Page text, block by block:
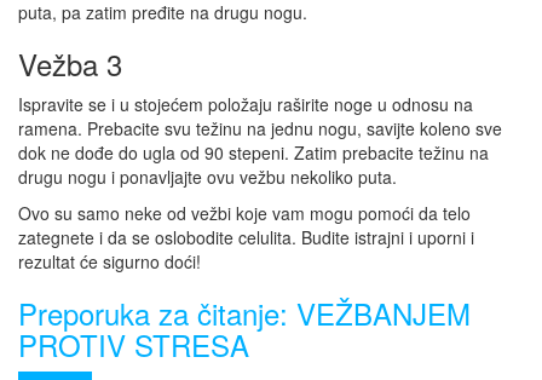
puta, pa zatim pređite na drugu nogu.
Vežba 3
Ispravite se i u stojećem položaju raširite noge u odnosu na
ramena. Prebacite svu težinu na jednu nogu, savijte koleno sve
dok ne dođe do ugla od 90 stepeni. Zatim prebacite težinu na
drugu nogu i ponavljajte ovu vežbu nekoliko puta.
Ovo su samo neke od vežbi koje vam mogu pomoći da telo
zategnete i da se oslobodite celulita. Budite istrajni i uporni i
rezultat će sigurno doći!
Preporuka za čitanje: VEŽBANJEM
PROTIV STRESA